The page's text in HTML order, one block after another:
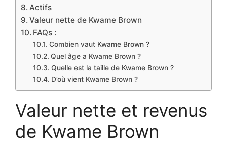
Actifs
Valeur nette de Kwame Brown
FAQs :
Combien vaut Kwame Brown ?
Quel âge a Kwame Brown ?
Quelle est la taille de Kwame Brown ?
D’où vient Kwame Brown ?
Valeur nette et revenus
de Kwame Brown